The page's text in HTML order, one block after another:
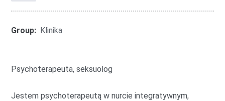
Group: Klinika
Psychoterapeuta, seksuolog
Jestem psychoterapeutą w nurcie integratywnym,